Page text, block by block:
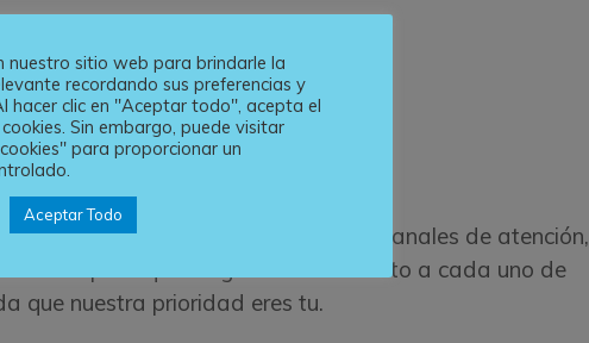
DIRECTOS
Canales De Atención
asesoría en cualquiera de nuestros canales de atención,
datos para que tengas acceso directo a cada uno de
que nuestra prioridad eres tu.
nuestro sitio web para brindarle la
recordando sus preferencias y
hacer clic en "Aceptar todo", acepta el
Sin embargo, puede visitar
para proporcionar un
Aceptar Todo